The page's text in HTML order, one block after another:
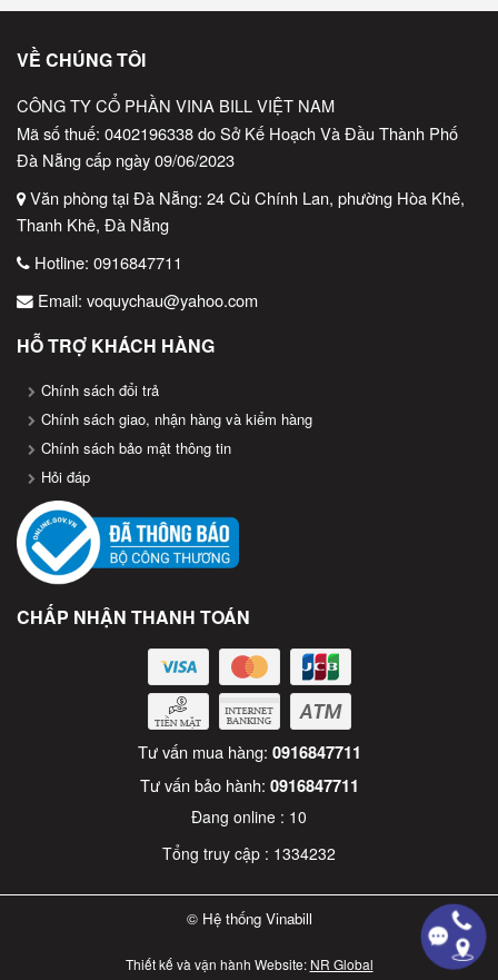
VỀ CHÚNG TÔI
CÔNG TY CỔ PHẦN VINA BILL VIỆT NAM
Mã số thuế: 0402196338 do Sở Kế Hoạch Và Đầu Thành Phố
Đà Nẵng cấp ngày 09/06/2023
Văn phòng tại Đà Nẵng: 24 Cù Chính Lan, phường Hòa Khê,
Thanh Khê, Đà Nẵng
Hotline: 0916847711
Email: voquychau@yahoo.com
HỖ TRỢ KHÁCH HÀNG
Chính sách đổi trả
Chính sách giao, nhận hàng và kiểm hàng
Chính sách bảo mật thông tin
Hỏi đáp
CHẤP NHẬN THANH TOÁN
Tư vấn mua hàng: 0916847711
Tư vấn bảo hành: 0916847711
Đang online : 10
Tổng truy cập : 1334232
© Hệ thống Vinabill
Thiết kế và vận hành Website: NR Global